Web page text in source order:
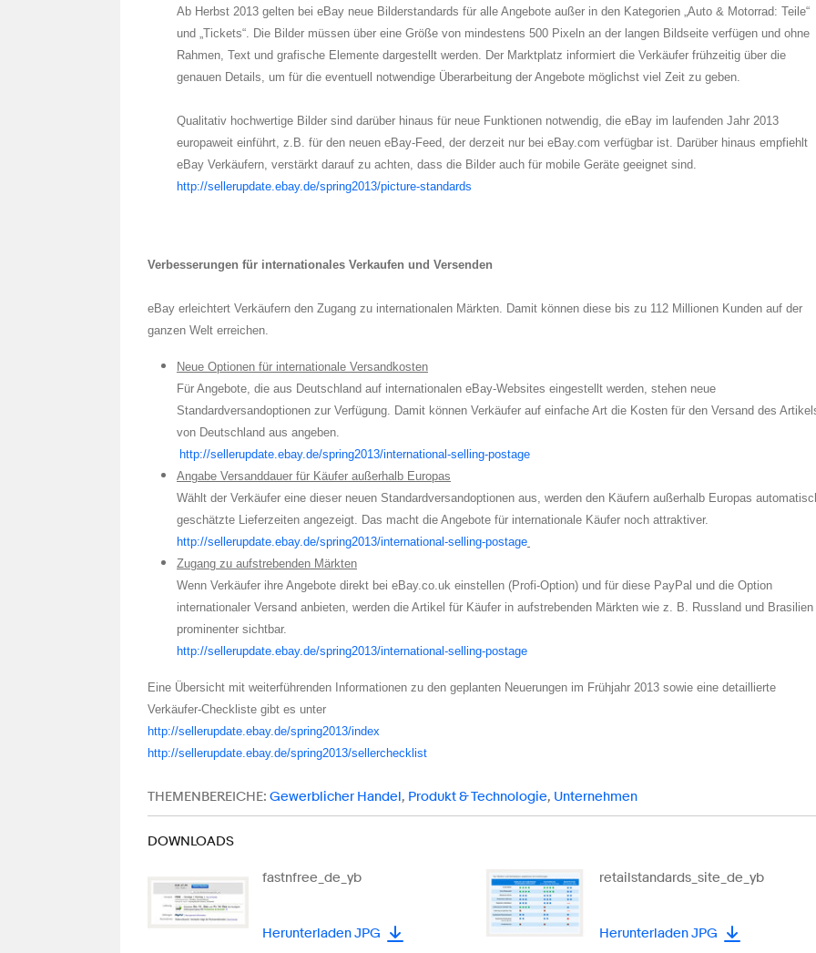
Ab Herbst 2013 gelten bei eBay neue Bilderstandards für alle Angebote außer in den Kategorien „Auto & Motorrad: Teile“
und „Tickets“. Die Bilder müssen über eine Größe von mindestens 500 Pixeln an der langen Bildseite verfügen und ohne
Rahmen, Text und grafische Elemente dargestellt werden. Der Marktplatz informiert die Verkäufer frühzeitig über die
genauen Details, um für die eventuell notwendige Überarbeitung der Angebote möglichst viel Zeit zu geben.
Qualitativ hochwertige Bilder sind darüber hinaus für neue Funktionen notwendig, die eBay im laufenden Jahr 2013
europaweit einführt, z.B. für den neuen eBay-Feed, der derzeit nur bei eBay.com verfügbar ist. Darüber hinaus empfiehlt
eBay Verkäufern, verstärkt darauf zu achten, dass die Bilder auch für mobile Geräte geeignet sind.
http://sellerupdate.ebay.de/spring2013/picture-standards
Verbesserungen für internationales Verkaufen und Versenden
eBay erleichtert Verkäufern den Zugang zu internationalen Märkten. Damit können diese bis zu 112 Millionen Kunden auf der
ganzen Welt erreichen.
Neue Optionen für internationale Versandkosten
Für Angebote, die aus Deutschland auf internationalen eBay-Websites eingestellt werden, stehen neue
Standardversandoptionen zur Verfügung. Damit können Verkäufer auf einfache Art die Kosten für den Versand des
von Deutschland aus angeben.
http://sellerupdate.ebay.de/spring2013/international-selling-postage
Angabe Versanddauer für Käufer außerhalb Europas
Wählt der Verkäufer eine dieser neuen Standardversandoptionen aus, werden den Käufern außerhalb Europas
geschätzte Lieferzeiten angezeigt. Das macht die Angebote für internationale Käufer noch attraktiver.
http://sellerupdate.ebay.de/spring2013/international-selling-postage
Zugang zu aufstrebenden Märkten
Wenn Verkäufer ihre Angebote direkt bei eBay.co.uk einstellen (Profi-Option) und für diese PayPal und die Option
internationaler Versand anbieten, werden die Artikel für Käufer in aufstrebenden Märkten wie z. B. Russland und Brasilien
prominenter sichtbar.
http://sellerupdate.ebay.de/spring2013/international-selling-postage
Eine Übersicht mit weiterführenden Informationen zu den geplanten Neuerungen im Frühjahr 2013 sowie eine detaillierte
Verkäufer-Checkliste gibt es unter
http://sellerupdate.ebay.de/spring2013/index
http://sellerupdate.ebay.de/spring2013/sellerchecklist
THEMENBEREICHE: Gewerblicher Handel, Produkt & Technologie, Unternehmen
DOWNLOADS
fastnfree_de_yb
Herunterladen JPG
retailstandards_site_de_yb
Herunterladen JPG